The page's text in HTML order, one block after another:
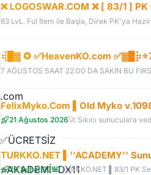
❌ LOGOSWAR.COM ❌ [ 83/1 ]
83 LvL. Ful İtem ile Başla, Direk PK'ya
21 Ağustos 2026
TURKKO.NET ▌''ACADEMY''
20 Şubat 2059TURKKO.NET ▌83/1 PK